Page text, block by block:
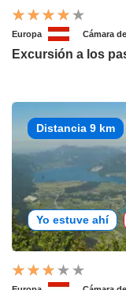
Europa Cámara
Excursión a los
Distancia 9 km
Yo estuve ahí